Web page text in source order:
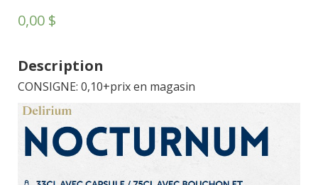
0,00 $
Description
CONSIGNE: 0,10+prix en magasin